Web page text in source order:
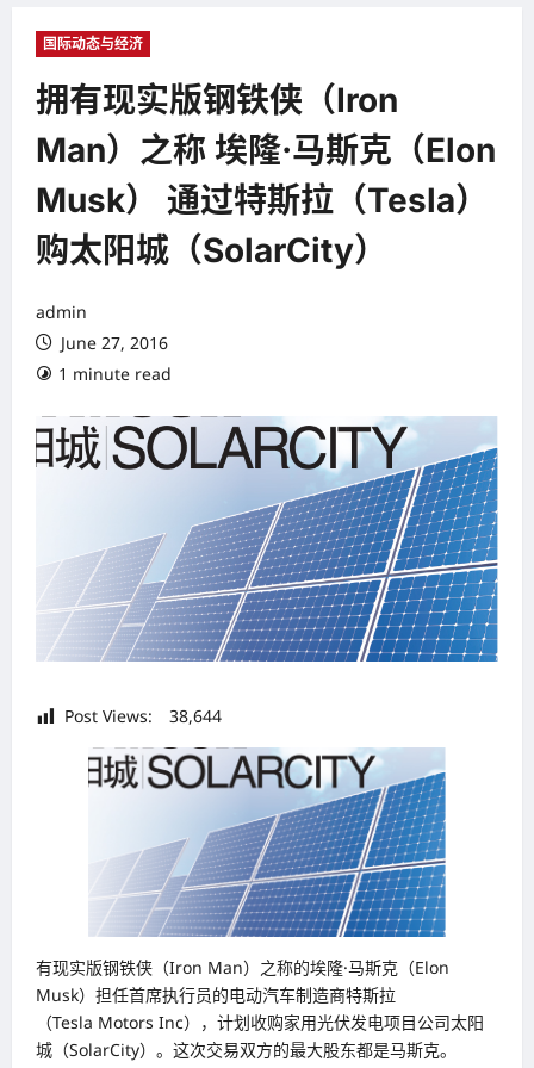
国际动态与经济
拥有现实版钢铁侠（Iron
Man）之称 埃隆·马斯克（Elon
Musk） 通过特斯拉（Tesla）
购太阳城（SolarCity）
admin
June 27, 2016
1 minute read
Post Views: 38,644
有现实版钢铁侠（Iron Man）之称的埃隆·马斯克（Elon
Musk）担任首席执行员的电动汽车制造商特斯拉
（Tesla Motors Inc），计划收购家用光伏发电项目公司太阳
城（SolarCity）。这次交易双方的最大股东都是马斯克。